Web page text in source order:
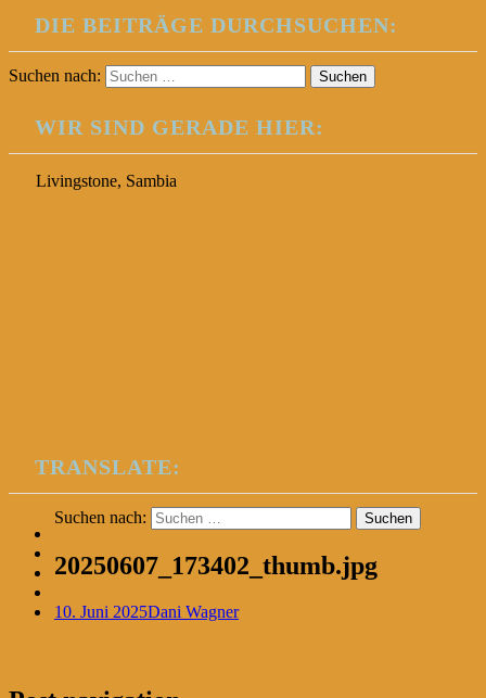
DIE BEITRÄGE DURCHSUCHEN:
Suchen nach:
WIR SIND GERADE HIER:
Livingstone, Sambia
TRANSLATE:
Suchen nach:
20250607_173402_thumb.jpg
10. Juni 2025Dani Wagner